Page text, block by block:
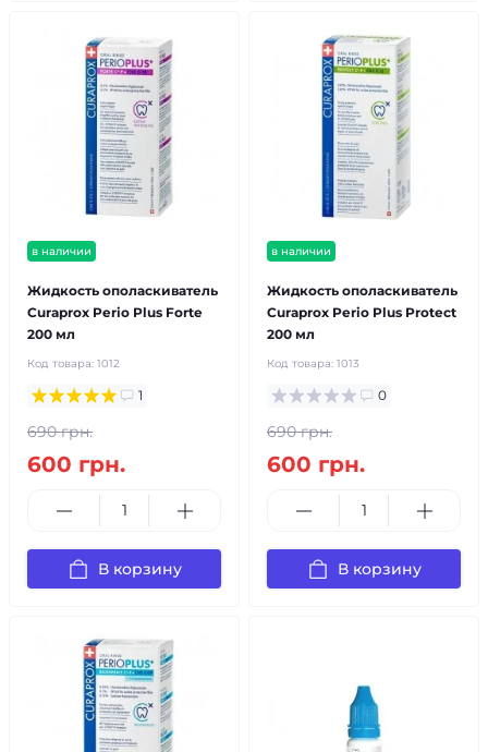
в наличии
Жидкость ополаскиватель
Curaprox Perio Plus Forte
200 мл
Код товара: 1012
1
690 грн.
600 грн.
В корзину
в наличии
Жидкость ополаскиватель
Curaprox Perio Plus Protect
200 мл
Код товара: 1013
0
690 грн.
600 грн.
В корзину